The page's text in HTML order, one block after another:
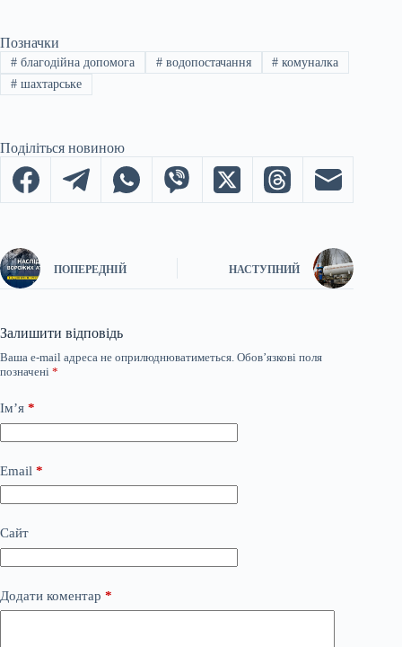
Позначки
#благодійна допомога #водопостачання # комуналка
#шахтарське
Поділіться новиною
ПОПЕРЕДНІЙ НАСТУПНИЙ
Залишити відповідь
Ваша e-mail адреса не оприлюднюватиметься. Обов’язкові поля
позначені *
Ім’я *
Email *
Сайт
Додати коментар *